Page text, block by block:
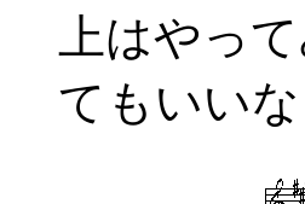
上はやっ
てもいい